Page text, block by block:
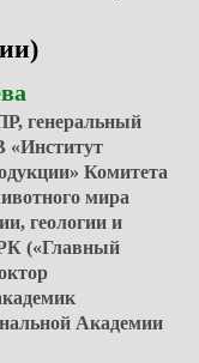
генеральный
«Институт
Комитета
мира
геологии и
(«Главный
Академии